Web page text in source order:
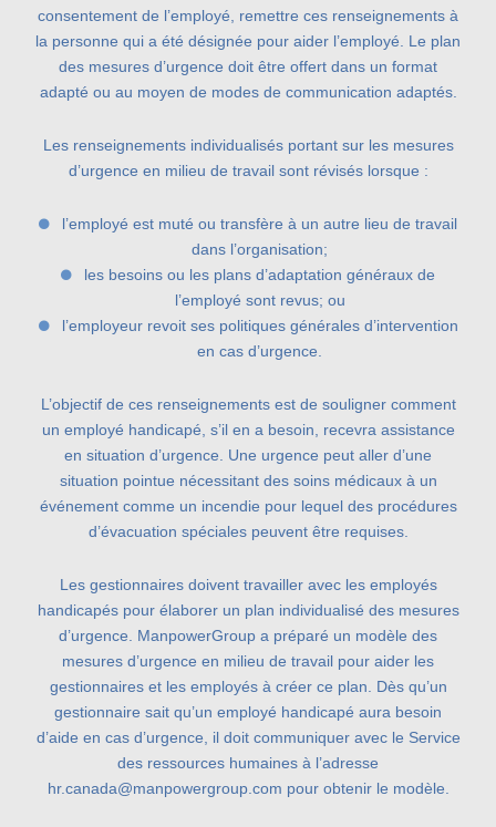
consentement de l’employé, remettre ces renseignements à
la personne qui a été désignée pour aider l’employé. Le plan
des mesures d’urgence doit être offert dans un format
adapté ou au moyen de modes de communication adaptés.
Les renseignements individualisés portant sur les mesures
d’urgence en milieu de travail sont révisés lorsque :
l’employé est muté ou transfère à un autre lieu de travail
dans l’organisation;
les besoins ou les plans d’adaptation généraux de
l’employé sont revus; ou
l’employeur revoit ses politiques générales d’intervention
en cas d’urgence.
L’objectif de ces renseignements est de souligner comment
un employé handicapé, s’il en a besoin, recevra assistance
en situation d’urgence. Une urgence peut aller d’une
situation pointue nécessitant des soins médicaux à un
événement comme un incendie pour lequel des procédures
d’évacuation spéciales peuvent être requises.
Les gestionnaires doivent travailler avec les employés
handicapés pour élaborer un plan individualisé des mesures
d’urgence. ManpowerGroup a préparé un modèle des
mesures d’urgence en milieu de travail pour aider les
gestionnaires et les employés à créer ce plan. Dès qu’un
gestionnaire sait qu’un employé handicapé aura besoin
d’aide en cas d’urgence, il doit communiquer avec le Service
des ressources humaines à l’adresse
hr.canada@manpowergroup.com pour obtenir le modèle.